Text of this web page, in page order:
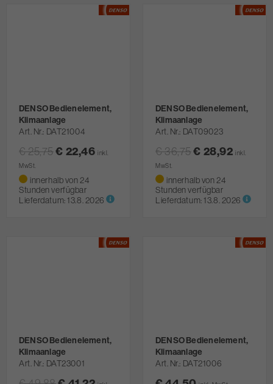
DENSO Bedienelement,
Klimaanlage
Art. Nr. DAT21004
€ 25,75€ 22,46 inkl.
MwSt.
innerhalb von 24
Stunden verfügbar
Lieferdatum:13.8. 2026
DENSO Bedienelement,
Klimaanlage
Art. Nr. DAT09023
€ 36,75€ 28,92 inkl.
MwSt.
innerhalb von 24
Stunden verfügbar
Lieferdatum:13.8. 2026
DENSO Bedienelement,
Klimaanlage
Art. Nr. DAT23001
DENSO Bedienelement,
Klimaanlage
Art. Nr. DAT21006